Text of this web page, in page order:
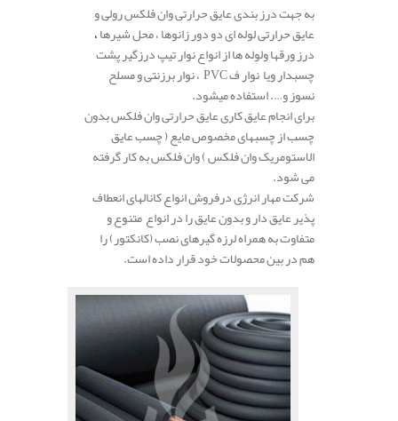
به جهت درز بندی عایق حرارتی وان فلکس رولی و
عایق حرارتی لوله ­ای دو دور زانوها ، محل شیرها،
درز ورق­ها ولوله­ ها از انواع نوار تیپ درزگیر پشت
چسب­دار ویا نوار
، نوار برزنتی و مسلح
نسوز و…. استفاده میشود.
برای انجام عایق کاری عایق حرارتی وان فلکس بدون
چسب از چسب­های مخصوص مایع ( چسب عایق
الاستومریک وان فلکس ) وان فلکس به کار گرفته
می شود.
شرکت مهار انرژی درفروش انواع کانال­های انعطاف
پذیر عایق دار و بدون عایق را در انواع متنوع و
متفاوت به همراه لرزه گیر­های نصب (کانکتور) را
هم در بین محصولات خود قرار داده است.